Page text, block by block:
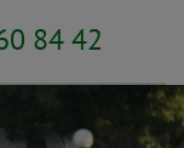
84 42